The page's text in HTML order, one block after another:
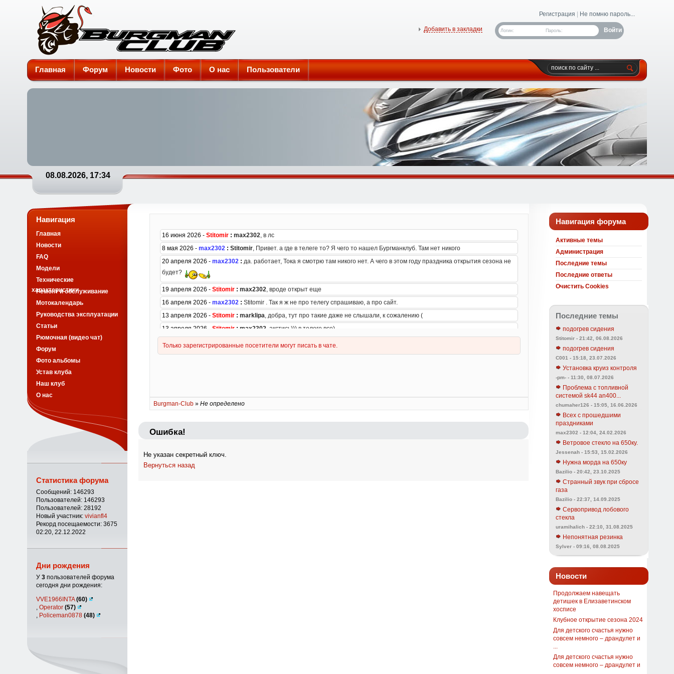
Burgman-Club
Регистрация Не помню пароль...
Логин: Пароль:
Добавить в закладки
Главная Форум Новости Фото О нас Пользователи
08.08.2026, 17:34
Burgman-Club» Не определено
Ошибка!
Не указан секретный ключ.
Вернуться назад
Навигация форума
Активные темы
Администрация
Последние темы
Последние ответы
Очистить Cookies
Последние темы
подогрев сидения
Stitomir - 21:42, 06.08.2026
подогрев сидения
C001 - 15:18, 23.07.2026
Установка круиз контроля
-pm- - 11:30, 08.07.2026
Проблема с топливной
системой sk44 an400...
chumaher126 - 15:05, 16.06.2026
Всех с прошедшими
праздниками
max2302 - 12:04, 24.02.2026
Ветровое стекло на 650ку.
Jessenah - 15:53, 15.02.2026
Нужна морда на 650ку
Bazilio - 20:42, 23.10.2025
Странный звук при сбросе
газа
Bazilio - 22:37, 14.09.2025
Сервопривод лобового
стекла
uramihalich - 22:10, 31.08.2025
Непонятная резинка
Sylver - 09:16, 08.08.2025
Новости
Продолжаем навещать
детишек в Елизаветинском
хосписе
Клубное открытие сезона 2024
Для детского счастья нужно
совсем немного – драндулет и
Для детского счастья нужно
совсем немного – драндулет и
Навигация
Главная
Новости
FAQ
Модели
Технические
характеристики
Ремонт и обслуживание
Мотокалендарь
Руководства эксплуатации
Статьи
Рюмочная (видео чат)
Форум
Фото альбомы
Устав клуба
Наш клуб
О нас
Статистика форума
Сообщений: 146293
Пользователей: 146293
Пользователей: 28192
Новый участник: vivianfl4
Рекорд посещаемости: 3675
02:20, 22.12.2022
Дни рождения
У 3пользователей форума
сегодня дни рождения:
VVE1966INTA(60)
Operator (57)
Policeman0878 (48)